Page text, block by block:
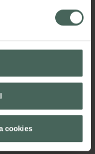
cookies
att prata